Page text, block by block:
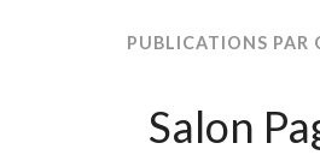
PUBLICATIONS PAR
Salon